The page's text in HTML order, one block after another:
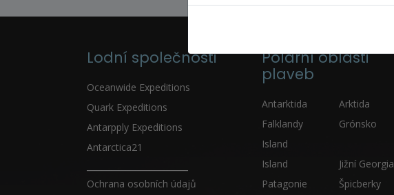
Lodní společnosti
Oceanwide Expeditions
Quark Expeditions
Antarpply Expeditions
Antarctica21
Ochrana osobních údajů
Polární oblasti
plaveb
Antarktida
Arktida
Falklandy
Grónsko
Island
Island
Jižní Georgia
Patagonie
Špicberky